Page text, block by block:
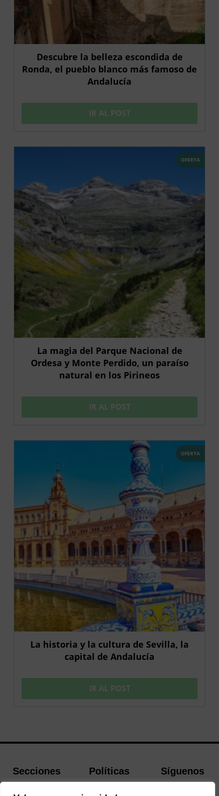
Descubre la belleza escondida de
Ronda, el pueblo blanco más famoso de
Andalucía
IR AL POST
OFERTA
La magia del Parque Nacional de
Ordesa y Monte Perdido, un paraíso
natural en los Pirineos
IR AL POST
OFERTA
La historia y la cultura de Sevilla, la
capital de Andalucía
IR AL POST
Secciones Políticas Síguenos